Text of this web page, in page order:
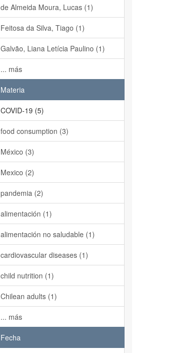
de Almeida Moura, Lucas (1)
Feitosa da Silva, Tiago (1)
Galvão, Liana Letícia Paulino (1)
... más
Materia
COVID-19 (5)
food consumption (3)
México (3)
Mexico (2)
pandemia (2)
alimentación (1)
alimentación no saludable (1)
cardiovascular diseases (1)
child nutrition (1)
Chilean adults (1)
... más
Fecha